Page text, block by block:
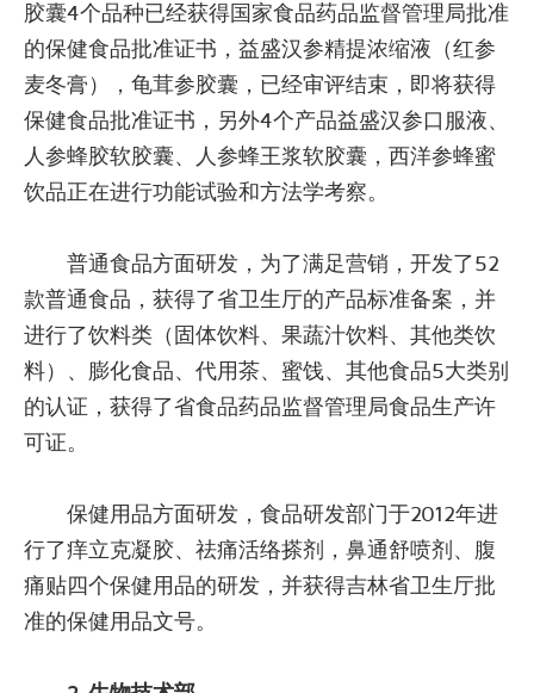
胶囊4个品种已经获得国家食品药品监督管理局批准
的保健食品批准证书，益盛汉参精提浓缩液（红参
麦冬膏），龟茸参胶囊，已经审评结束，即将获得
保健食品批准证书，另外4个产品益盛汉参口服液、
人参蜂胶软胶囊、人参蜂王浆软胶囊，西洋参蜂蜜
饮品正在进行功能试验和方法学考察。
普通食品方面研发，为了满足营销，开发了52
款普通食品，获得了省卫生厅的产品标准备案，并
进行了饮料类（固体饮料、果蔬汁饮料、其他类饮
料）、膨化食品、代用茶、蜜饯、其他食品5大类别
的认证，获得了省食品药品监督管理局食品生产许
可证。
保健用品方面研发，食品研发部门于2012年进
行了痒立克凝胶、祛痛活络搽剂，鼻通舒喷剂、腹
痛贴四个保健用品的研发，并获得吉林省卫生厅批
准的保健用品文号。